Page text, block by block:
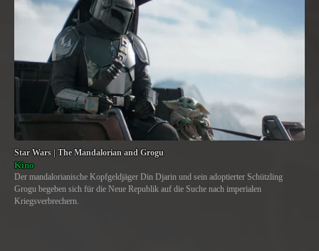
Star Wars | The Mandalorian and Grogu
Kino
Der mandalorianische Kopfgeldjäger Din Djarin und sein adoptierter Schützling
Grogu begeben sich für die Neue Republik auf die Suche nach imperialen
Kriegsverbrechern.